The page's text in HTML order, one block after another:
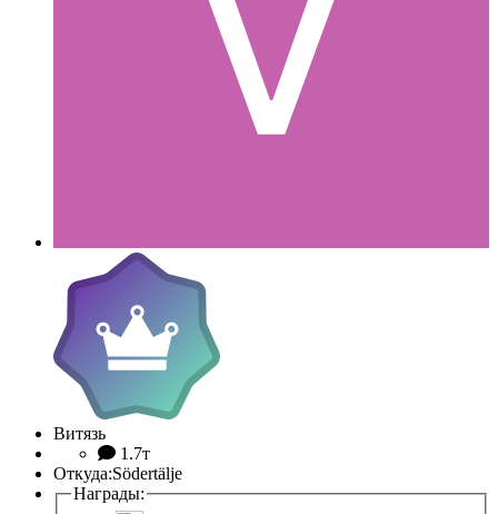
Витязь
1.7т
Откуда:Södertälje
Награды: